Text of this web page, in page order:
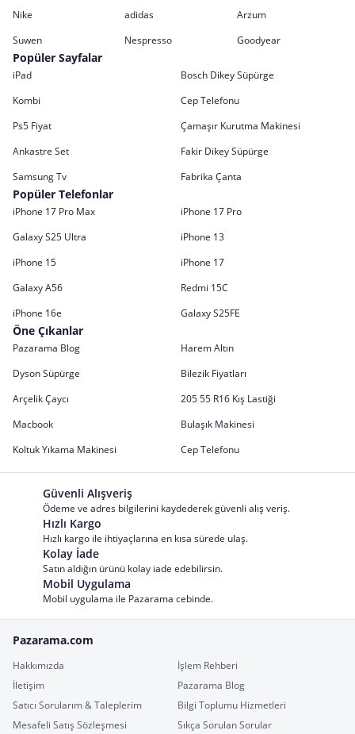
Nike adidas
Arzum
Suwen
Nespresso Goodyear
Popüler Sayfalar
iPad
Bosch Dikey Süpürge
Kombi
Cep Telefonu
Ps5 Fiyat
Çamaşır Kurutma Makinesi
Ankastre Set
Fakir Dikey Süpürge
Samsung Tv
Fabrika Çanta
Popüler Telefonlar
iPhone 17 Pro Max
iPhone 17 Pro
Galaxy S25 Ultra
iPhone 13
iPhone 15
iPhone 17
Galaxy A56
Redmi 15C
iPhone 16e
Galaxy S25FE
Öne Çıkanlar
Pazarama Blog
Harem Altın
Dyson Süpürge
Bilezik Fiyatları
Arçelik Çaycı
205 55 R16 Kış Lastiği
Macbook
Bulaşık Makinesi
Koltuk Yıkama Makinesi
Cep Telefonu
Güvenli Alışveriş
Ödeme ve adres bilgilerini kaydederek güvenli alış veriş.
Hızlı Kargo
Hızlı kargo ile ihtiyaçlarına en kısa sürede ulaş.
Kolay İade
Satın aldığın ürünü kolay iade edebilirsin.
Mobil Uygulama
Mobil uygulama ile Pazarama cebinde.
Pazarama.com
Hakkımızda
İşlem Rehberi
İletişim
Pazarama Blog
Satıcı Sorularım & Taleplerim
Bilgi Toplumu Hizmetleri
Mesafeli Satış Sözleşmesi
Sıkça Sorulan Sorular